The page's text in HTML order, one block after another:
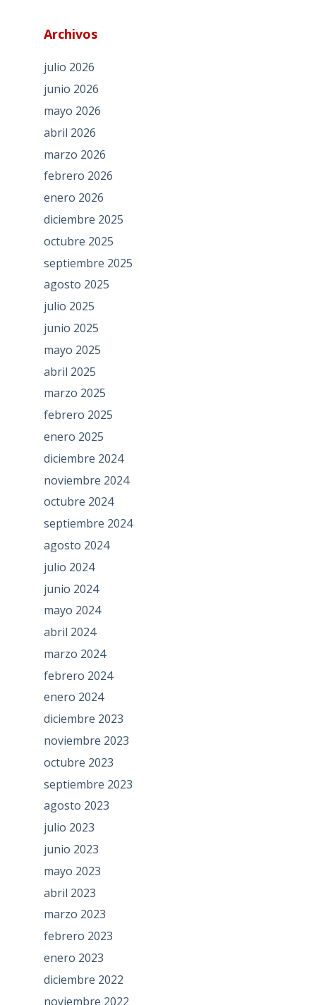
Archivos
julio 2026
junio 2026
mayo 2026
abril 2026
marzo 2026
febrero 2026
enero 2026
diciembre 2025
octubre 2025
septiembre 2025
agosto 2025
julio 2025
junio 2025
mayo 2025
abril 2025
marzo 2025
febrero 2025
enero 2025
diciembre 2024
noviembre 2024
octubre 2024
septiembre 2024
agosto 2024
julio 2024
junio 2024
mayo 2024
abril 2024
marzo 2024
febrero 2024
enero 2024
diciembre 2023
noviembre 2023
octubre 2023
septiembre 2023
agosto 2023
julio 2023
junio 2023
mayo 2023
abril 2023
marzo 2023
febrero 2023
enero 2023
diciembre 2022
noviembre 2022